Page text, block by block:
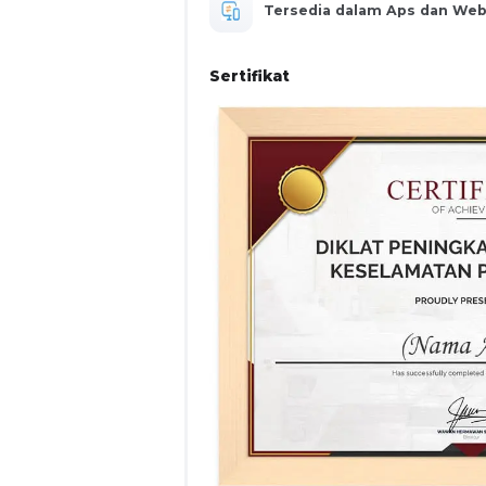
Tersedia dalam Aps dan Web
Sertifikat